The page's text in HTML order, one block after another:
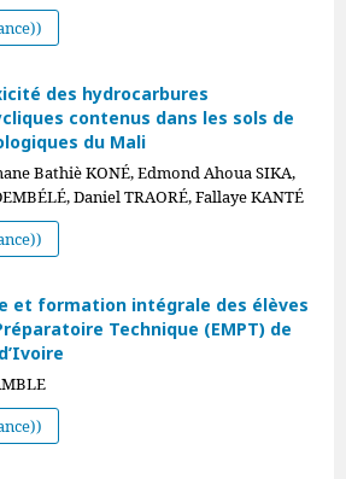
des hydrocarbures
contenus dans les sols de
du Mali
Bathiè KONÉ, Edmond Ahoua SIKA,
Daniel TRAORÉ, Fallaye KANTÉ
et formation intégrale des élèves
Technique (EMPT) de